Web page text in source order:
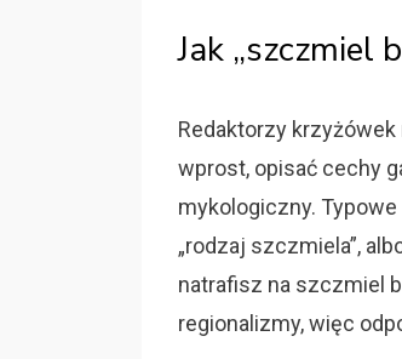
Jak „szczmiel
Redaktorzy
wprost, opisać cechy
mykologiczny.
„rodzaj szczmiela”,
natrafisz na szczmiel
regionalizmy, więc